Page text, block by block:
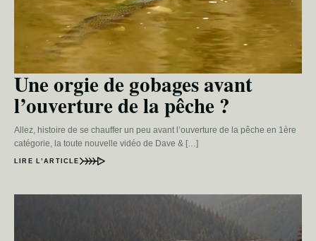
Une orgie de gobages avant
l’ouverture de la pêche ?
Allez, histoire de se chauffer un peu avant l’ouverture de la pêche en 1ère
catégorie, la toute nouvelle vidéo de Dave & […]
LIRE L’ARTICLE